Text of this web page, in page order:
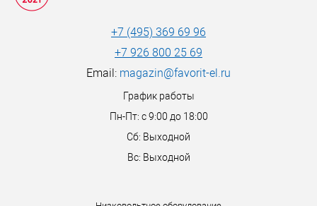
+7 (495) 369 69 96
+7 926 800 25 69
Email: magazin@favorit-el.ru
График работы
Пн-Пт: с 9:00 до 18:00
Сб: Выходной
Вс: Выходной